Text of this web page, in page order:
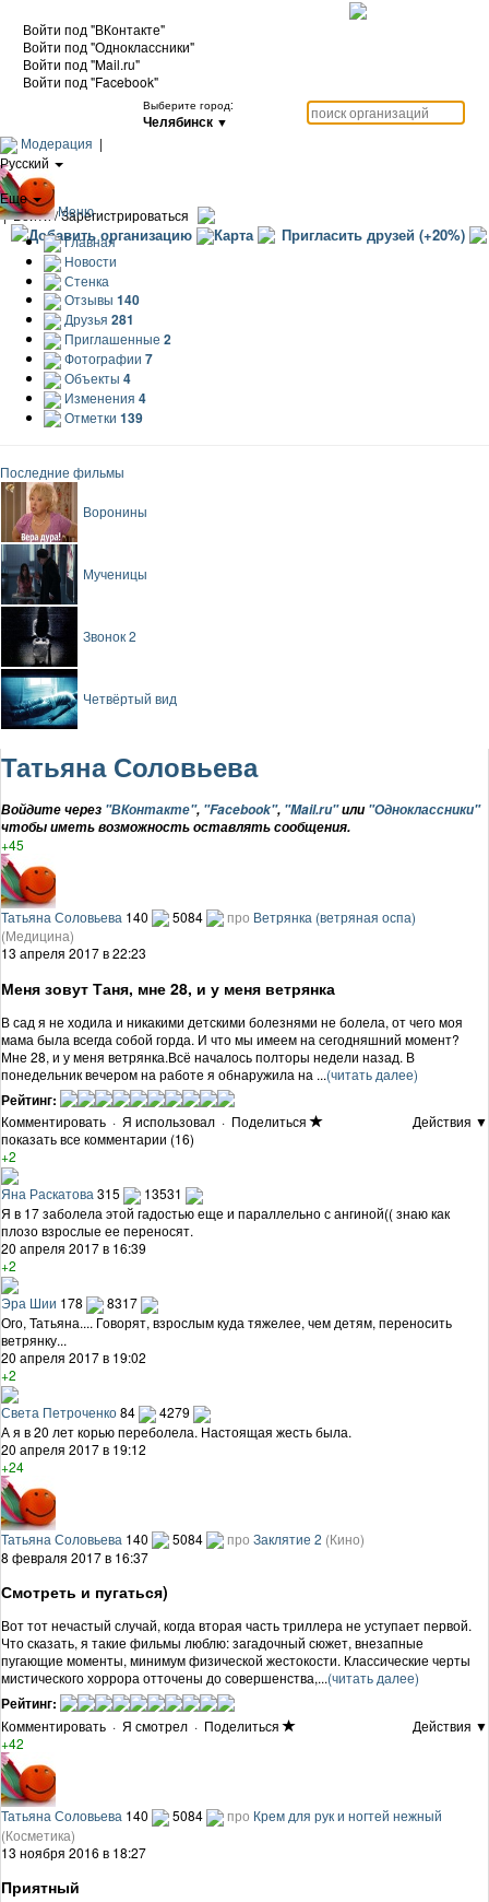
Войти под "ВКонтакте"
Войти под "Одноклассники"
Войти под "Mail.ru"
Войти под "Facebook"
Выберите город:
Челябинск ▼
Модерация |
Русский
|
Еще
|Войти / Зарегистрироваться
Добавить организацию Карта Пригласить друзей (+20%)
Меню
Главная
Новости
Стенка
Отзывы 140
Друзья 281
Приглашенные 2
Фотографии 7
Объекты 4
Изменения 4
Отметки 139
Последние фильмы
Воронины
Мученицы
Звонок 2
Четвёртый вид
Татьяна Соловьева
Войдите через "ВКонтакте", "Facebook", "Mail.ru"или "Одноклассники"
чтобы иметь возможность оставлять сообщения.
+45
Татьяна Соловьева 140 5084 про Ветрянка (ветряная оспа)
(Медицина)
13 апреля 2017 в 22:23
Меня зовут Таня, мне 28, и у меня ветрянка
В сад я не ходила и никакими детскими болезнями не болела, от чего моя
мама была всегда собой горда. И что мы имеем на сегодняшний момент?
Мне 28, и у меня ветрянка.Всё началось полторы недели назад. В
понедельник вечером на работе я обнаружила на ...(читать далее)
Рейтинг:
Комментировать · Я использовал · Поделиться
Действия ▼
показать все комментарии (16)
+2
Яна Раскатова 315
13531
Я в 17 заболела этой гадостью еще и параллельно с ангиной(( знаю как
плозо взрослые ее переносят.
20 апреля 2017 в 16:39
+2
Эра Шии 178
8317
Ого, Татьяна.... Говорят, взрослым куда тяжелее, чем детям, переносить
ветрянку...
20 апреля 2017 в 19:02
+2
Света Петроченко84
4279
А я в 20 лет корью переболела. Настоящая жесть была.
20 апреля 2017 в 19:12
+24
Татьяна Соловьева 140 5084 про Заклятие 2 (Кино)
8 февраля 2017 в 16:37
Смотреть и пугаться)
Вот тот нечастый случай, когда вторая часть триллера не уступает первой.
Что сказать, я такие фильмы люблю: загадочный сюжет, внезапные
пугающие моменты, минимум физической жестокости. Классические черты
мистического хоррора отточены до совершенства,...(читать далее)
Рейтинг:
Комментировать · Я смотрел · Поделиться
Действия ▼
+42
Татьяна Соловьева 140 5084 про Крем для рук и ногтей нежный
(Косметика)
13 ноября 2016 в 18:27
Приятный